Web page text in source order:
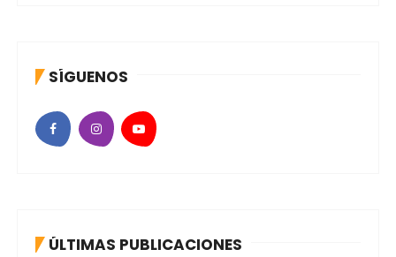
SÍGUENOS
ÚLTIMAS PUBLICACIONES